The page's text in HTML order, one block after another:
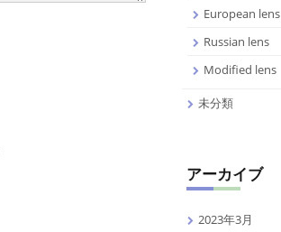
European lens
Russian lens
Modified lens
未分類
アーカイブ
2023年3月